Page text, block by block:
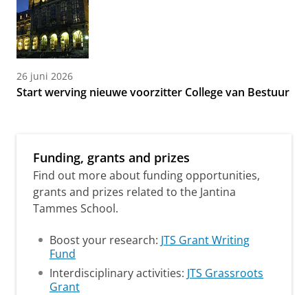
26 juni 2026
Start werving nieuwe voorzitter College van Bestuur
Funding, grants and prizes
Find out more about funding opportunities,
grants and prizes related to the Jantina
Tammes School.
Boost your research: JTS Grant Writing
Fund
Interdisciplinary activities: JTS Grassroots
Grant